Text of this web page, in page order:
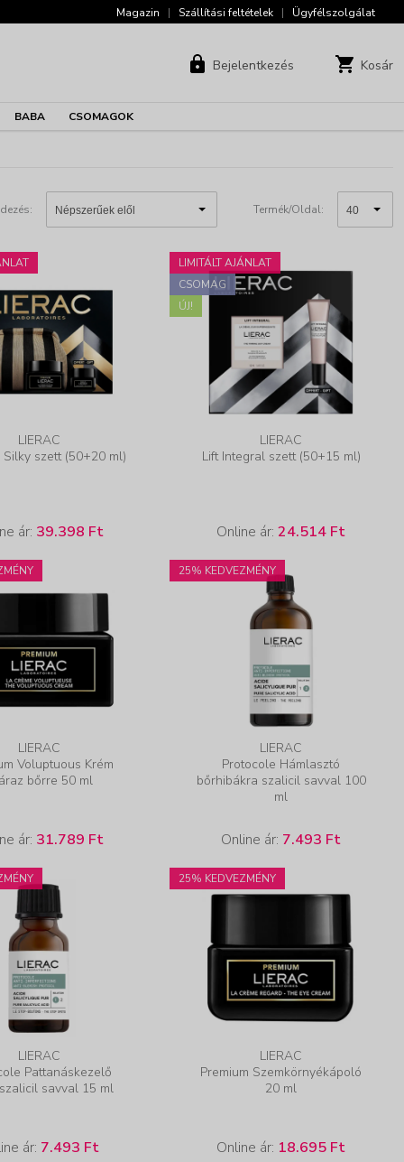
Magazin | Szállítási feltételek | Ügyfélszolgálat
Bejelentkezés Kosár
BABA CSOMAGOK
Termék/Oldal:
LIERAC
Silky szett (50+20 ml)
ár: 39.398 Ft
LIMITÁLT AJÁNLAT
CSOMAG
ÚJ!
LIERAC
Lift Integral szett (50+15 ml)
Online ár:24.514 Ft
LIERAC
Voluptuous Krém
bőrre 50 ml
ár: 31.789 Ft
25% KEDVEZMÉNY
LIERAC
Protocole Hámlasztó
bőrhibákra szalicil savval 100
ml
Online ár: 7.493 Ft
LIERAC
Pattanáskezelő
savval 15 ml
ár: 7.493 Ft
25% KEDVEZMÉNY
LIERAC
Premium Szemkörnyékápoló
20 ml
Online ár: 18.695 Ft